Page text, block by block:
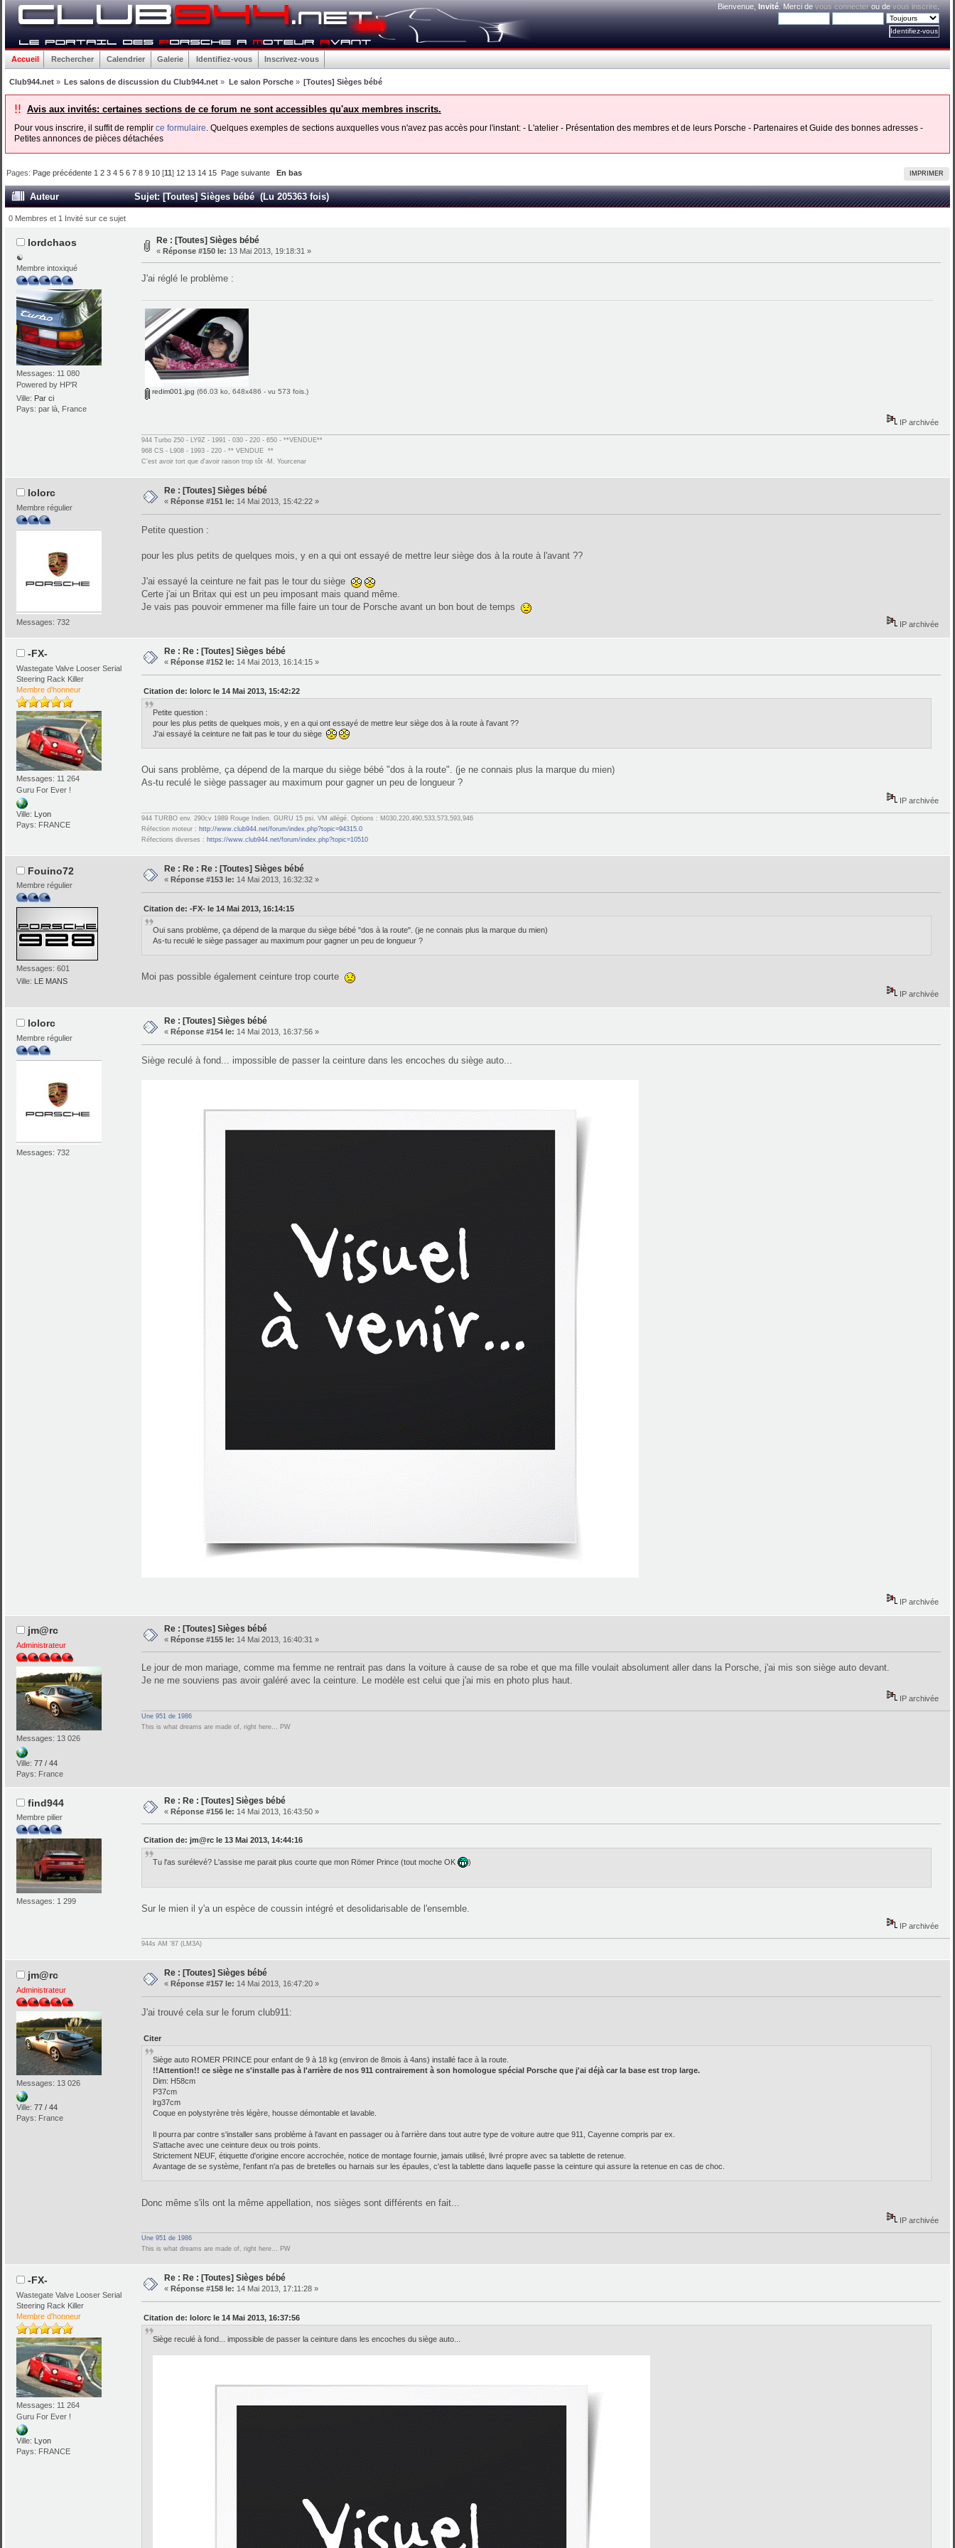
Bienvenue,Invité . Merci devous connecter ou devous inscrire
Accueil Rechercher Calendrier Galerie Identifiez-vous Inscrivez-vous
Club944.net» Les salons de discussion du Club944.net » Le salon Porsche» [Toutes] Sièges bébé
!! Avis aux invités: certaines sections de ce forum ne sont accessibles qu'aux membres inscrits.
Pour vous inscrire, il suffit de remplir ce formulaire. Quelques exemples de sections auxquelles vous n'avez pas accès pour l'instant: - L'atelier - Présentation des membres et de leurs Porsche - Partenaires et Guide des bonnes adresses -
Petites annonces de pièces détachées
IMPRIMER
Pages: Page précédente 1 2 3 4 5 6 7 8 9 10[11] 12 13 14 15 Page suivante En bas
Auteur Sujet: [Toutes] Sièges bébé (Lu 205363 fois)
0 Membres et 1 Invité sur ce sujet
lordchaos
☯
Membre intoxiqué
Messages: 11 080
Powered by HP'R
Ville: Par ci
Pays: par là, France
Re : [Toutes] Sièges bébé
« Réponse #150 le: 13 Mai 2013, 19:18:31 »
J'ai réglé le problème :
redim001.jpg (66.03 ko, 648x486 - vu 573 fois.)
IP archivée
944 Turbo 250 - LY9Z - 1991 - 030 - 220 - 650 - **VENDUE**
968 CS - L908 - 1993 - 220 - ** VENDUE **
C'est avoir tort que d'avoir raison trop tôt -M. Yourcenar
lolorc
Membre régulier
Messages: 732
Re : [Toutes] Sièges bébé
« Réponse #151 le: 14 Mai 2013, 15:42:22 »
Petite question :
pour les plus petits de quelques mois, y en a qui ont essayé de mettre leur siège dos à la route à l'avant ??
J'ai essayé la ceinture ne fait pas le tour du siège
Certe j'ai un Britax qui est un peu imposant mais quand même.
Je vais pas pouvoir emmener ma fille faire un tour de Porsche avant un bon bout de temps
IP archivée
-FX-
Wastegate Valve Looser Serial
Steering Rack Killer
Membre d'honneur
Messages: 11 264
Guru For Ever !
Ville:
Lyon
Pays: FRANCE
Re : Re : [Toutes] Sièges bébé
« Réponse #152 le: 14 Mai 2013, 16:14:15 »
Citation de: lolorc le 14 Mai 2013, 15:42:22
Petite question :
pour les plus petits de quelques mois, y en a qui ont essayé de mettre leur siège dos à la route à l'avant ??
J'ai essayé la ceinture ne fait pas le tour du siège
Oui sans problème, ça dépend de la marque du siège bébé "dos à la route". (je ne connais plus la marque du mien)
As-tu reculé le siège passager au maximum pour gagner un peu de longueur ?
IP archivée
944 TURBO env. 290cv 1989 Rouge Indien. GURU 15 psi. VM allégé. Options : M030,220,490,533,573,593,946
Réfection moteur : http://www.club944.net/forum/index.php?topic=94315.0
Réfections diverses : https://www.club944.net/forum/index.php?topic=10510
Fouino72
Membre régulier
Messages: 601
Ville: LE MANS
Re : Re : Re : [Toutes] Sièges bébé
« Réponse #153 le: 14 Mai 2013, 16:32:32 »
Citation de: -FX- le 14 Mai 2013, 16:14:15
Oui sans problème, ça dépend de la marque du siège bébé "dos à la route". (je ne connais plus la marque du mien)
As-tu reculé le siège passager au maximum pour gagner un peu de longueur ?
Moi pas possible également ceinture trop courte
IP archivée
lolorc
Membre régulier
Messages: 732
Re : [Toutes] Sièges bébé
« Réponse #154 le: 14 Mai 2013, 16:37:56 »
Siège reculé à fond... impossible de passer la ceinture dans les encoches du siège auto...
IP archivée
jm@rc
Administrateur
Messages: 13 026
Ville:77 / 44
Pays: France
Re : [Toutes] Sièges bébé
« Réponse #155 le: 14 Mai 2013, 16:40:31 »
Le jour de mon mariage, comme ma femme ne rentrait pas dans la voiture à cause de sa robe et que ma fille voulait absolument aller dans la Porsche, j'ai mis son siège auto devant.
Je ne me souviens pas avoir galéré avec la ceinture. Le modèle est celui que j'ai mis en photo plus haut.
IP archivée
Une 951 de 1986
This is what dreams are made of, right here… PW
find944
Membre pilier
Messages: 1 299
Re : Re : [Toutes] Sièges bébé
« Réponse #156 le: 14 Mai 2013, 16:43:50 »
Citation de: jm@rc le 13 Mai 2013, 14:44:16
Tu l'as surélevé? L'assise me parait plus courte que mon Römer Prince (tout moche OK )
Sur le mien il y'a un espèce de coussin intégré et desolidarisable de l'ensemble.
IP archivée
944s AM '87 (LM3A)
jm@rc
Administrateur
Messages: 13 026
Ville:77 / 44
Pays: France
Re : [Toutes] Sièges bébé
« Réponse #157 le: 14 Mai 2013, 16:47:20 »
J'ai trouvé cela sur le forum club911:
Citer
Siège auto ROMER PRINCE pour enfant de 9 à 18 kg (environ de 8mois à 4ans) installé face à la route.
!!Attention!! ce siège ne s'installe pas à l'arrière de nos 911 contrairement à son homologue spécial Porsche que j'ai déjà car la base est trop large.
Dim: H58cm
P37cm
lrg37cm
Coque en polystyrène très légère, housse démontable et lavable.
Il pourra par contre s'installer sans problème à l'avant en passager ou à l'arrière dans tout autre type de voiture autre que 911, Cayenne compris par ex.
S'attache avec une ceinture deux ou trois points.
Strictement NEUF, étiquette d'origine encore accrochée, notice de montage fournie, jamais utilisé, livré propre avec sa tablette de retenue.
Avantage de se système, l'enfant n'a pas de bretelles ou harnais sur les épaules, c'est la tablette dans laquelle passe la ceinture qui assure la retenue en cas de choc.
Donc même s'ils ont la même appellation, nos sièges sont différents en fait...
IP archivée
Une 951 de 1986
This is what dreams are made of, right here… PW
-FX-
Wastegate Valve Looser Serial
Steering Rack Killer
Membre d'honneur
Messages: 11 264
Guru For Ever !
Ville: Lyon
Pays: FRANCE
Re : Re : [Toutes] Sièges bébé
« Réponse #158 le: 14 Mai 2013, 17:11:28 »
Citation de: lolorc le 14 Mai 2013, 16:37:56
Siège reculé à fond... impossible de passer la ceinture dans les encoches du siège auto...